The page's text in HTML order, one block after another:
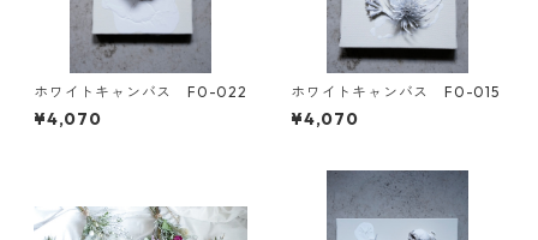
ホワイトキャンバス F0-022
¥4,070
ホワイトキャンバス F0-015
¥4,070